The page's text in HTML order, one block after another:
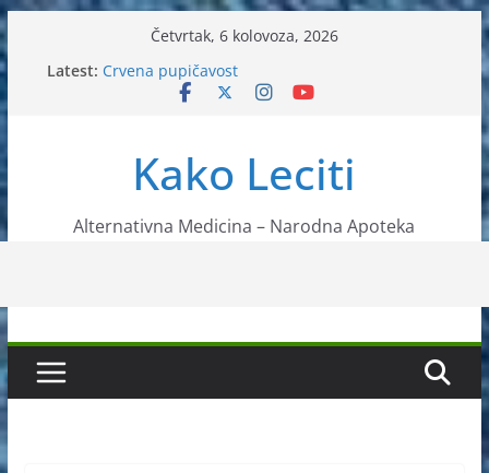
to
Četvrtak, 6 kolovoza, 2026
Latest: Crvena pupičavost
Čir na želucu – Liječenje prirodnim metodama
Liječenje bubrežnog kamenca uz pomoć čaja
Kako Leciti
Alternativna Medicina – Narodna Apoteka